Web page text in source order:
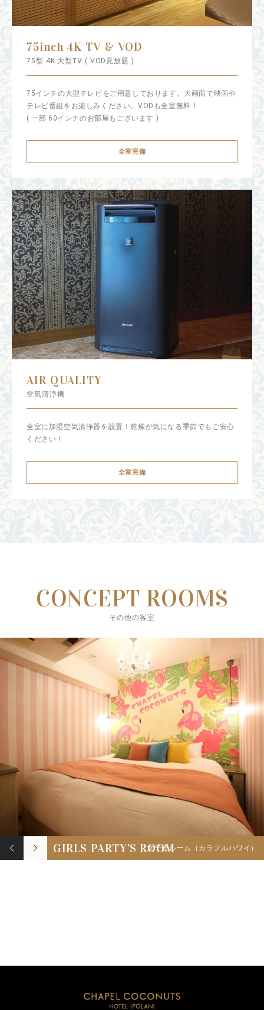
75inch 4K TV & VOD
75型 4K 大型TV ( VOD見放題 )
75インチの大型テレビをご用意しております。大画面で映画や
テレビ番組をお楽しみください。VODも全室無料！
( 一部 60インチのお部屋もございます )
全室完備
AIR QUALITY
空気清浄機
全室に加湿空気清浄器を設置！乾燥が気になる季節でもご安心
ください！
全室完備
CONCEPT ROOMS
その他の客室
GIRLS PARTY’S ROOM女子会ルーム（カラフルハワイ）